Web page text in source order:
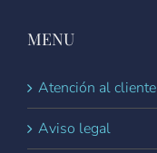
MENU
Atención al cliente
Aviso legal